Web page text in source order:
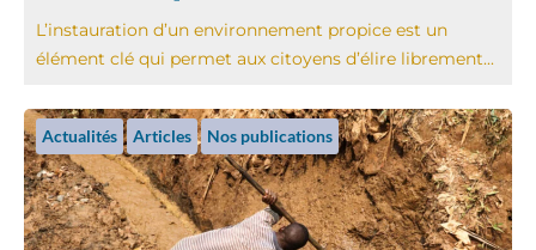
L’instauration d’un environnement propice est un
élément clé qui permet aux citoyens d’élire librement...
Actualités Articles Nos publications